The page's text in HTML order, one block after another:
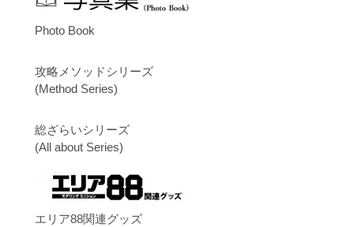
Photo Book
攻略メソッドシリーズ
(Method Series)
総ざらいシリーズ
(All about Series)
エリア88関連グッズ